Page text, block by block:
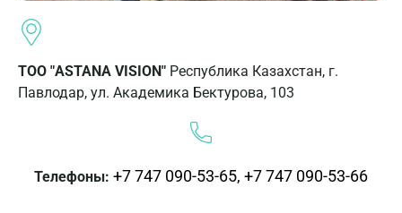
ТОО "ASTANA VISION" Республика Казахстан, г.
Павлодар, ул. Академика Бектурова, 103
Телефоны: +7 747 090-53-65, +7 747 090-53-66